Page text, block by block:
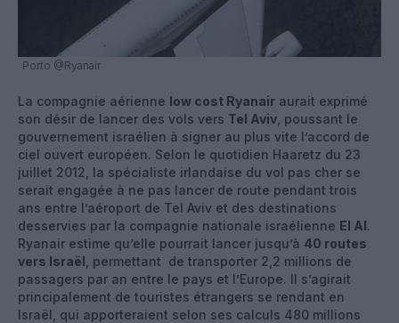
Porto @Ryanair
La compagnie aérienne low cost Ryanair aurait exprimé
son désir de lancer des vols vers Tel Aviv , poussant le
gouvernement israélien à signer au plus vite l’accord de
ciel ouvert européen. Selon le quotidien Haaretz du 23
juillet 2012, la spécialiste irlandaise du vol pas cher se
serait engagée à ne pas lancer de route pendant trois
ans entre l’aéroport de Tel Aviv et des destinations
desservies par la compagnie nationale israélienne El Al.
Ryanair estime qu’elle pourrait lancer jusqu’à 40 routes
vers Israël , permettant de transporter 2,2 millions de
passagers par an entre le pays et l’Europe. Il s’agirait
principalement de touristes étrangers se rendant en
Israël, qui apporteraient selon ses calculs 480 millions